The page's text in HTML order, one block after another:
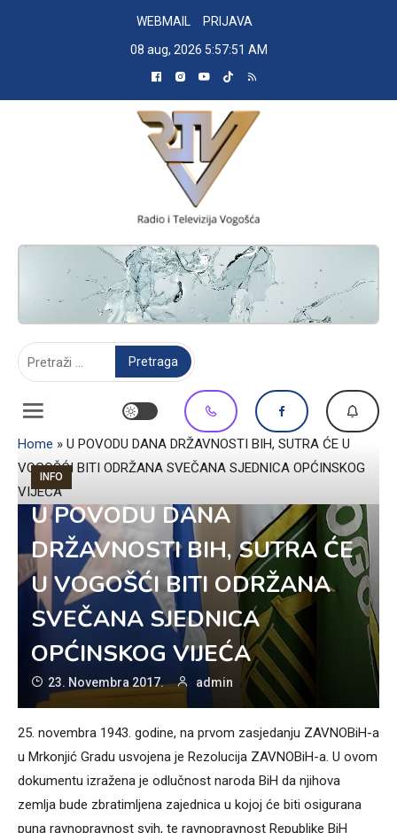
WEBMAIL
PRIJAVA
08 aug, 2026 5:57:52 AM
RADIO TELEVIZIJA VOGOŠĆA
Home » U POVODU DANA DRŽAVNOSTI BIH, SUTRA ĆE U
VOGOŠĆI BITI ODRŽANA SVEČANA SJEDNICA OPĆINSKOG
VIJEĆA
INFO
U POVODU DANA
DRŽAVNOSTI BIH, SUTRA ĆE
U VOGOŠĆI BITI ODRŽANA
SVEČANA SJEDNICA
OPĆINSKOG VIJEĆA
23. Novembra 2017. admin
25. novembra 1943. godine, na prvom zasjedanju ZAVNOBiH-a
u Mrkonjić Gradu usvojena je Rezolucija ZAVNOBiH-a. U ovom
dokumentu izražena je odlučnost naroda BiH da njihova
zemlja bude zbratimljena zajednica u kojoj će biti osigurana
puna ravnopravnost svih, te ravnopravnost Republike BiH